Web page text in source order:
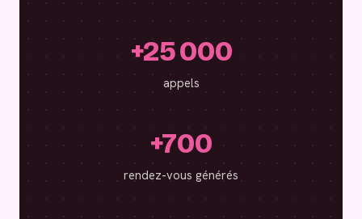
+25 000
appels
+700
rendez-vous générés